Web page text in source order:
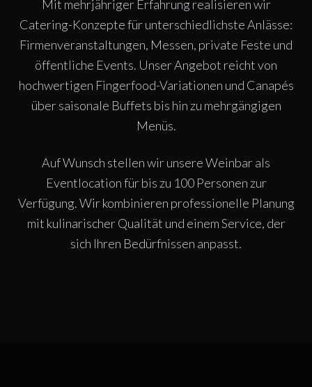
Mit mehrjähriger Erfahrung realisieren wir
Catering-Konzepte für unterschiedlichste Anlässe:
Firmenveranstaltungen, Messen, private Feste und
öffentliche Events. Unser Angebot reicht von
hochwertigen Fingerfood-Variationen und Canapés
über saisonale Buffets bis hin zu mehrgängigen
Menüs.
Auf Wunsch stellen wir unsere Weinbar als
Eventlocation für bis zu 100 Personen zur
Verfügung. Wir kombinieren professionelle Planung
mit kulinarischer Qualität und einem Service, der
sich Ihren Bedürfnissen anpasst.